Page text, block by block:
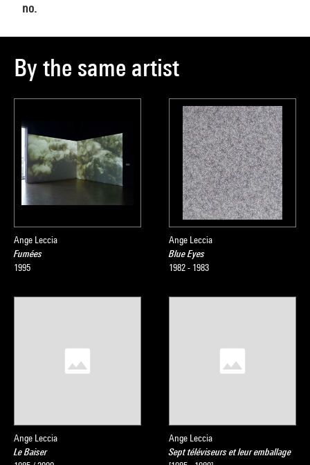
no.
By the same artist
Ange Leccia
Fumées
1995
Ange Leccia
Blue Eyes
1982 - 1983
Ange Leccia
Le Baiser
Ange Leccia
Sept téléviseurs et leur emballage